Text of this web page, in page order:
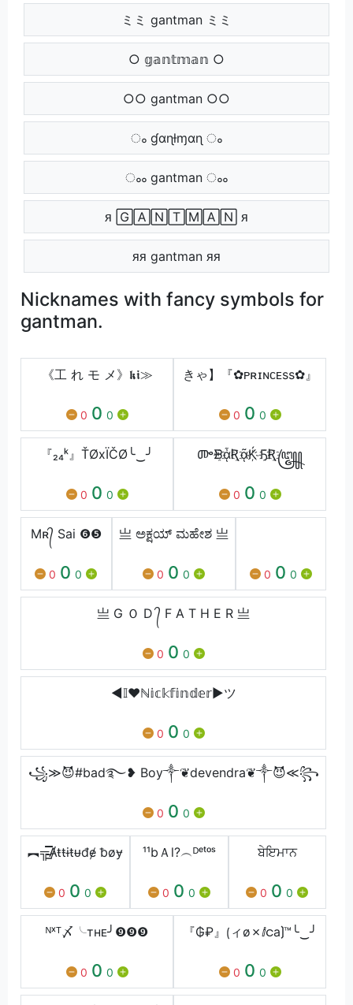
ミミ gantman ミミ
○ 𝕘𝕒𝕟𝕥𝕞𝕒𝕟 ○
○○ gantman ○○
ം ɠαɳƚɱαɳ ം
ംം gantman ംം
ᴙ 🄶🄰🄽🅃🄼🄰🄽 ᴙ
ᴙᴙ gantman ᴙᴙ
Nicknames with fancy symbols for
gantman.
《工 れ モ メ》𝖐𝖎≫
0 0 0
きゃ】『✿ᴘʀɪɴᴄᴇss✿』
0 0 0
『₂₄ᵏ』ŤØxÏČØ╰‿╯
0 0 0
ᎀᗾ҈ᾇƦ҈ᾷḰ҉ Ҕ҈Ʀ҈꧅
0 0 0
Mʀ᭄ Sai ❻❺
0 0 0
亗 ಅಕ್ಷಯ್ ಮಹೇಶ 亗
0 0 0 0 0 0
亗 G Ｏ D ᭄ F A T H E R 亗
0 0 0
◀𝕀❤️ℕ𝕚𝕔𝕜𝕗𝕚𝕟𝕕𝕖𝕣▶ツ
0 0 0
꧁≫😈#bad࿐❥ Boy༒❦devendra❦༒😈≪꧂
0 0 0
︻╦̵̵͇̿̿̿̿Ⱥŧŧɨŧᵾđɇ ƀøɏ
0 0 0
¹¹bＡl?︵ᴰᵉᵗᵒˢ
0 0 0
ਬੇਇਮਾਨ
0 0 0
ᴺˣᵀ〆╰тнᴇ╯❾❾❾
0 0 0
『₲₽』⟮ィø✗ⅈငa⟯™╰‿╯
0 0 0